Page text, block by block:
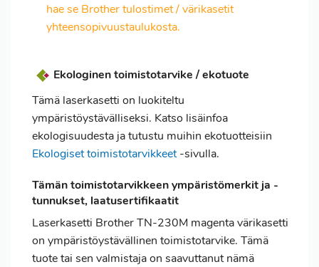
hae se Brother tulostimet / värikasetit
yhteensopivuustaulukosta.
Ekologinen toimistotarvike / ekotuote
Tämä laserkasetti on luokiteltu
ympäristöystävälliseksi. Katso lisäinfoa
ekologisuudesta ja tutustu muihin ekotuotteisiin
Ekologiset toimistotarvikkeet-sivulla.
Tämän toimistotarvikkeen ympäristömerkit ja -
tunnukset, laatusertifikaatit
Laserkasetti Brother TN-230M magenta värikasetti
on ympäristöystävällinen toimistotarvike. Tämä
tuote tai sen valmistaja on saavuttanut nämä